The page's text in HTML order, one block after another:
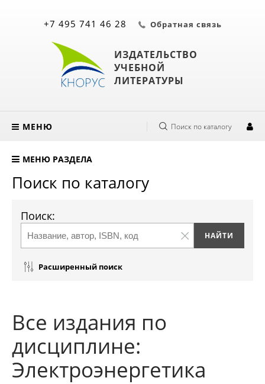
ИЗДАТЕЛЬСТВО
УЧЕБНОЙ
ЛИТЕРАТУРЫ
+7 495 741 46 28 Обратная связь
МЕНЮ Поиск по каталогу
МЕНЮ РАЗДЕЛА
Поиск по каталогу
Поиск:
Расширенный поиск
Все издания по
дисциплине:
Электроэнергетика